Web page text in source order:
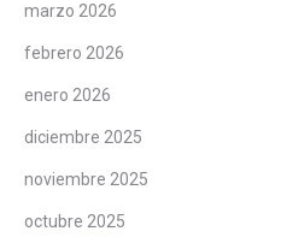
marzo 2026
febrero 2026
enero 2026
diciembre 2025
noviembre 2025
octubre 2025